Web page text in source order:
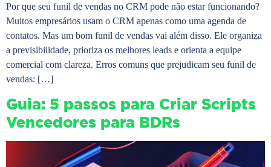
Por que seu funil de vendas no CRM pode não estar funcionando?
Muitos empresários usam o CRM apenas como uma agenda de
contatos. Mas um bom funil de vendas vai além disso. Ele organiza
a previsibilidade, prioriza os melhores leads e orienta a equipe
comercial com clareza. Erros comuns que prejudicam seu funil de
vendas: […]
Guia: 5 passos para Criar Scripts
Vencedores para BDRs